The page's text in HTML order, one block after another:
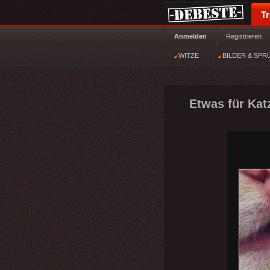
Anmelden Registrieren
WITZE BILDER &
Etwas für